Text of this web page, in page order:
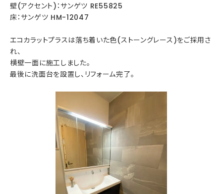
壁(アクセント)：サンゲツ RE55825
床：サンゲツ HM-12047
エコカラットプラスは落ち着いた色(ストーングレース)をご採用さ
れ、
横壁一面に施工しました。
最後に洗面台を設置し、リフォーム完了。